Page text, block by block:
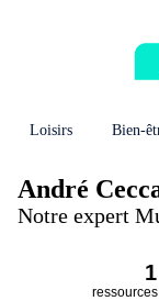
Loisirs Bien-
André
Notre expert
1